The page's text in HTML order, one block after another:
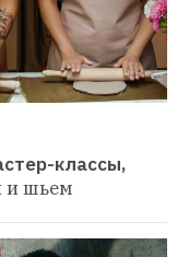
классы,
шьем